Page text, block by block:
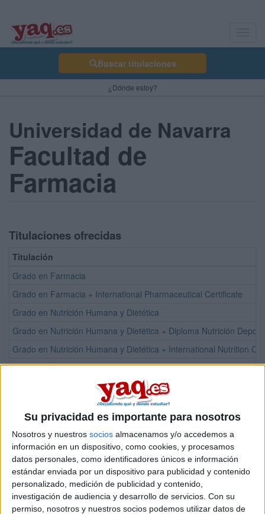
Su privacidad es importante para nosotros
Nosotros y nuestros socios almacenamos y/o accedemos a
información en un dispositivo, como cookies, y procesamos
datos personales, como identificadores únicos e información
estándar enviada por un dispositivo para publicidad y contenido
personalizado, medición de publicidad y contenido,
investigación de audiencia y desarrollo de servicios. Con su
permiso, nosotros y nuestros socios podemos utilizar datos de
Buscar titulaciones
¿Dónde estoy?
Universidad de Navarra
Facultad de
Farmacia
Titulaciones ofrecidas
Titulación
Grado en Farmacia
Grado en Farmacia + International Pharmaceutical Certificate
Grado en Nutrición Humana y Dietética
Grado en Nutrición Humana y Dietética + Diploma Nutrición
Grado en Nutrición Humana y Dietética + International Nutrition
Doble Grado en Farmacia + Nutrición Humana y Dietética
Máster Universitario en Gestión de Empresas Pharma-Biotech
Máster Universitario en Gestión Sostenible e Innovación
Máster Universitario en Investigación, Desarrollo e Innovación de
¡Síguenos en Facebook!